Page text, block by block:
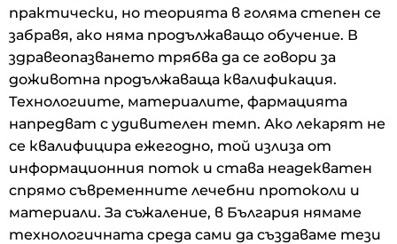
практически, но теорията в голяма степен се
забравя, ако няма продължаващо обучение. В
здравеопазването трябва да се говори за
доживотна продължаваща квалификация.
Технологиите, материалите, фармацията
напредват с удивителен темп. Ако лекарят не
се квалифицира ежегодно, той излиза от
информационния поток и става неадекватен
спрямо съвременните лечебни протоколи и
материали. За съжаление, в България нямаме
технологичната среда сами да създаваме тези